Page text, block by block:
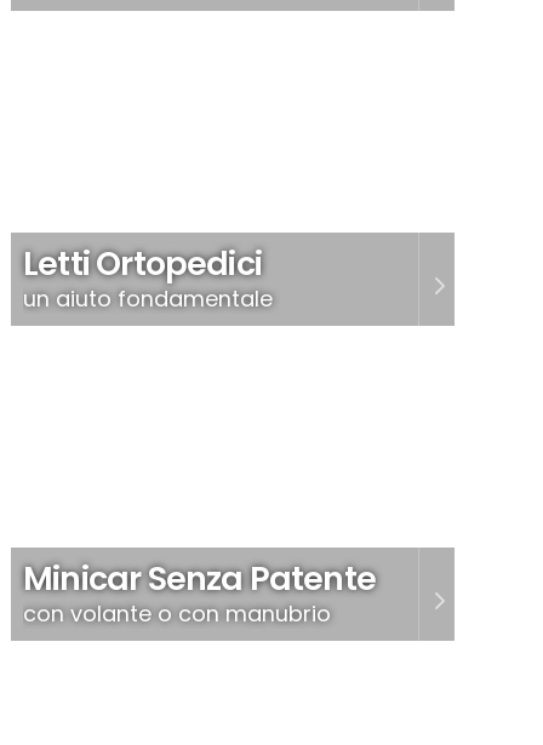
Minicar Senza Patente
con volante o con manubrio
Letti Ortopedici
un aiuto fondamentale